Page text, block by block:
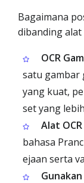
Bagaimana
dibanding alat
OCR
satu gambar
yang kuat,
set yang
Alat
bahasa
ejaan serta